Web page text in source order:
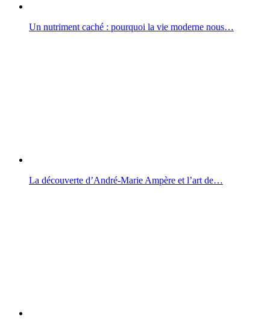
Un nutriment caché : pourquoi la vie moderne nous…
La découverte d’André-Marie Ampère et l’art de…